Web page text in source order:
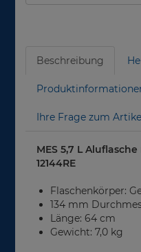
Beschreibung
Ihre Frage zum
MES 5,7 L
12144RE
Flaschenkörper:
134 mm
Länge: 64 cm
Gewicht: 7,0 kg